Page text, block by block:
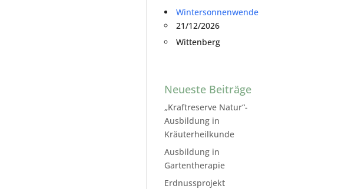
Wintersonnenwende
21/12/2026
Wittenberg
Neueste Beiträge
„Kraftreserve Natur“-
Ausbildung in
Kräuterheilkunde
Ausbildung in
Gartentherapie
Erdnussprojekt